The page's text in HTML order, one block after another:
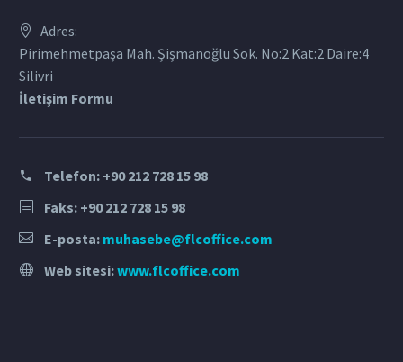
Adres:
Pirimehmetpaşa Mah. Şişmanoğlu Sok. No:2 Kat:2 Daire:4
Silivri
İletişim Formu
Telefon: +90 212 728 15 98
Faks: +90 212 728 15 98
E-posta: muhasebe@flcoffice.com
Web sitesi:www.flcoffice.com